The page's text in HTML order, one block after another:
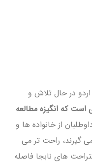
اردو در حال تلاش و
است که انگیزه مطالعه
از خانواده ها و
گیرند، راحت تر می
های نابجا فاصله